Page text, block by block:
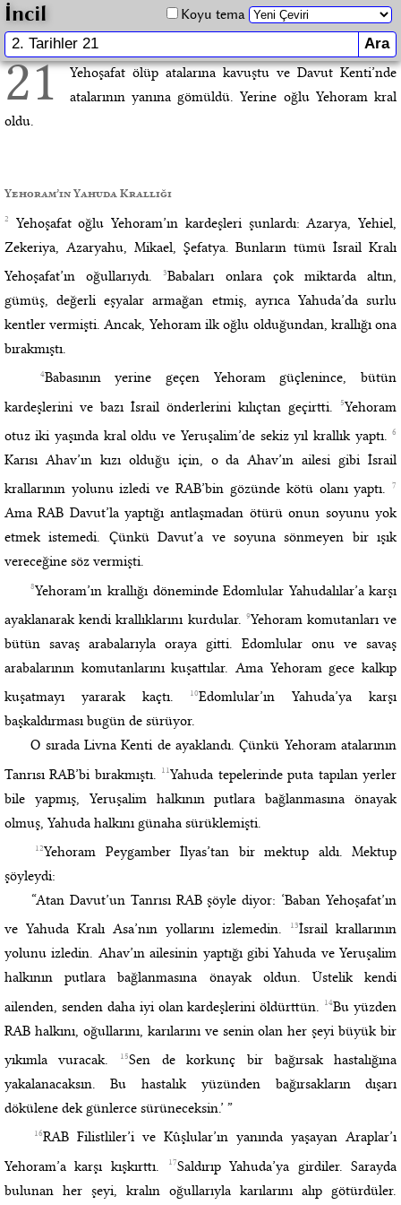
İncil Koyu tema
21
Yehoşafat ölüp atalarına kavuştu ve Davut Kenti’nde
atalarının yanına gömüldü. Yerine oğlu Yehoram kral
oldu.
Yehoram’ın Yahuda Krallığı
2
Yehoşafat oğlu Yehoram’ın kardeşleri şunlardı: Azarya, Yehiel,
Zekeriya, Azaryahu, Mikael, Şefatya. Bunların tümü İsrail Kralı
Yehoşafat’ın oğullarıydı.3Babaları onlara çok miktarda altın,
gümüş, değerli eşyalar armağan etmiş, ayrıca Yahuda’da surlu
kentler vermişti. Ancak, Yehoram ilk oğlu olduğundan, krallığı ona
bırakmıştı.
4Babasının yerine geçen Yehoram güçlenince, bütün
kardeşlerini ve bazı İsrail önderlerini kılıçtan geçirtti.5Yehoram
otuz iki yaşında kral oldu ve Yeruşalim’de sekiz yıl krallık yaptı.6
Karısı Ahav’ın kızı olduğu için, o da Ahav’ın ailesi gibi İsrail
krallarının yolunu izledi ve RAB’bin gözünde kötü olanı yaptı.7
Ama RAB Davut’la yaptığı antlaşmadan ötürü onun soyunu yok
etmek istemedi. Çünkü Davut’a ve soyuna sönmeyen bir ışık
vereceğine söz vermişti.
8Yehoram’ın krallığı döneminde Edomlular Yahudalılar’a karşı
ayaklanarak kendi krallıklarını kurdular. 9Yehoram komutanları ve
bütün savaş arabalarıyla oraya gitti. Edomlular onu ve savaş
arabalarının komutanlarını kuşattılar. Ama Yehoram gece kalkıp
kuşatmayı yararak kaçtı.
10Edomlular’ın Yahuda’ya karşı
başkaldırması bugün de sürüyor.
O sırada Livna Kenti de ayaklandı. Çünkü Yehoram atalarının
Tanrısı RAB’bi bırakmıştı.
11Yahuda tepelerinde puta tapılan yerler
bile yapmış, Yeruşalim halkının putlara bağlanmasına önayak
olmuş, Yahuda halkını günaha sürüklemişti.
12Yehoram Peygamber İlyas’tan bir mektup aldı. Mektup
şöyleydi:
“Atan Davut’un Tanrısı RAB şöyle diyor: ‘Baban Yehoşafat’ın
ve Yahuda Kralı Asa’nın yollarını izlemedin.
13İsrail krallarının
yolunu izledin. Ahav’ın ailesinin yaptığı gibi Yahuda ve Yeruşalim
halkının putlara bağlanmasına önayak oldun. Üstelik kendi
ailenden, senden daha iyi olan kardeşlerini öldürttün.
14Bu yüzden
RAB halkını, oğullarını, karılarını ve senin olan her şeyi büyük bir
yıkımla vuracak.
15Sen de korkunç bir bağırsak hastalığına
yakalanacaksın. Bu hastalık yüzünden bağırsakların dışarı
dökülene dek günlerce sürüneceksin.’ ”
16RAB Filistliler’i ve Kûşlular’ın yanında yaşayan Araplar’ı
Yehoram’a karşı kışkırttı.
17Saldırıp Yahuda’ya girdiler. Sarayda
bulunan her şeyi, kralın oğullarıyla karılarını alıp götürdüler.